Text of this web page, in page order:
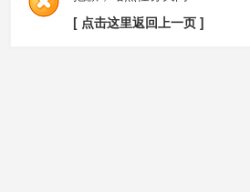
[ 点击这里返回上一页 ]